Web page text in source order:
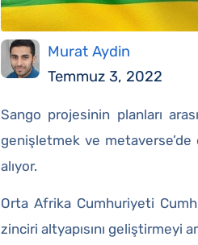
Murat Aydin
Temmuz 3, 2022
Sango projesinin planları
genişletmek ve
alıyor.
Orta Afrika Cumhuriyeti
zinciri altyapısını geliştirmeyi